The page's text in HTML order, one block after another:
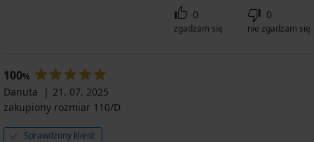
0
zgadzam się
0
nie zgadzam się
100%
Danuta
21. 07. 2025
zakupiony rozmiar 110/D
Sprawdzony klient